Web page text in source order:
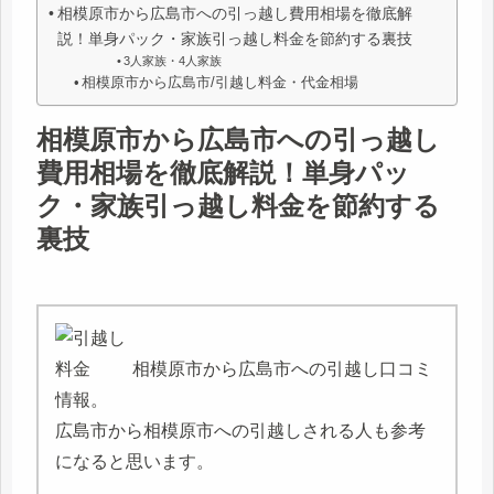
相模原市から広島市への引っ越し費用相場を徹底解
説！単身パック・家族引っ越し料金を節約する裏技
3人家族・4人家族
相模原市から広島市/引越し料金・代金相場
相模原市から広島市への引っ越し
費用相場を徹底解説！単身パッ
ク・家族引っ越し料金を節約する
裏技
相模原市から広島市への引越し口コミ
情報。
広島市から相模原市への引越しされる人も参考
になると思います。